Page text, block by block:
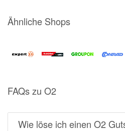
Ähnliche Shops
FAQs zu O2
Wie löse ich einen O2